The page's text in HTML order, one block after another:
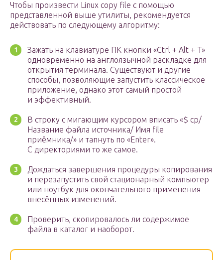
Чтобы произвести Linux copy file с помощью
представленной выше утилиты, рекомендуется
действовать по следующему алгоритму:
Зажать на клавиатуре ПК кнопки «Ctrl + Alt + T»
одновременно на англоязычной раскладке для
открытия терминала. Существуют и другие
способы, позволяющие запустить классическое
приложение, однако этот самый простой
и эффективный.
В строку с мигающим курсором вписать «$ cp/
Название файла источника/ Имя file
приёмника/» и тапнуть по «Enter».
С директориями то же самое.
Дождаться завершения процедуры копирования
и перезапустить свой стационарный компьютер
или ноутбук для окончательного применения
внесённых изменений.
Проверить, скопировалось ли содержимое
файла в каталог и наоборот.